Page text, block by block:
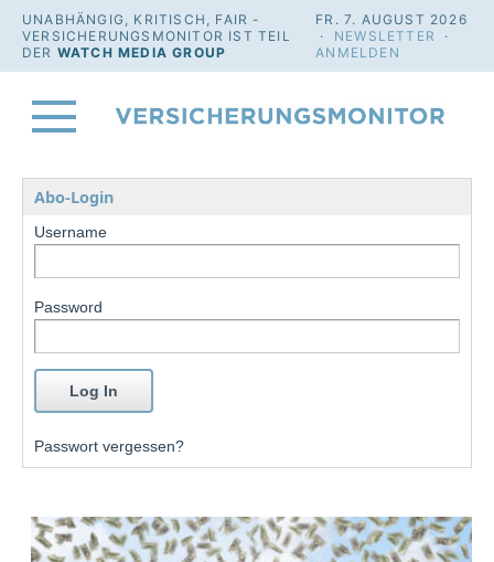
UNABHÄNGIG, KRITISCH, FAIR -
VERSICHERUNGSMONITOR IST TEIL
DER WATCH MEDIA GROUP
FR. 7. AUGUST 2026
· NEWSLETTER
·
ANMELDEN
Abo-Login
Username
Password
Passwort vergessen?